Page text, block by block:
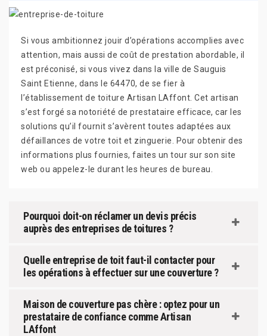
Si vous ambitionnez jouir d’opérations accomplies avec
attention, mais aussi de coût de prestation abordable, il
est préconisé, si vous vivez dans la ville de Sauguis
Saint Etienne, dans le 64470, de se fier à
l’établissement de toiture Artisan LAffont. Cet artisan
s’est forgé sa notoriété de prestataire efficace, car les
solutions qu’il fournit s’avèrent toutes adaptées aux
défaillances de votre toit et zinguerie. Pour obtenir des
informations plus fournies, faites un tour sur son site
web ou appelez-le durant les heures de bureau.
Pourquoi doit-on réclamer un devis précis
auprès des entreprises de toitures ?
Quelle entreprise de toit faut-il contacter pour
les opérations à effectuer sur une couverture ?
Maison de couverture pas chère : optez pour un
prestataire de confiance comme Artisan
LAffont